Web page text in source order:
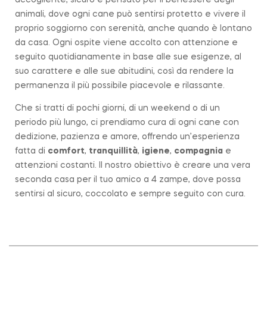
animali, dove ogni cane può sentirsi protetto e vivere il
proprio soggiorno con serenità, anche quando è lontano
da casa. Ogni ospite viene accolto con attenzione e
seguito quotidianamente in base alle sue esigenze, al
suo carattere e alle sue abitudini, così da rendere la
permanenza il più possibile piacevole e rilassante.
Che si tratti di pochi giorni, di un weekend o di un
periodo più lungo, ci prendiamo cura di ogni cane con
dedizione, pazienza e amore, offrendo un’esperienza
fatta di comfort, tranquillità, igiene, compagnia e
attenzioni costanti. Il nostro obiettivo è creare una vera
seconda casa per il tuo amico a 4 zampe, dove possa
sentirsi al sicuro, coccolato e sempre seguito con cura.